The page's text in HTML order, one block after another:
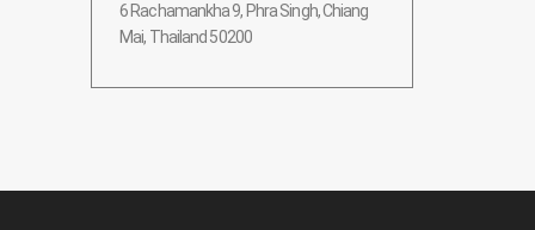
6 Rachamankha 9, Phra Singh, Chiang
Mai, Thailand 50200